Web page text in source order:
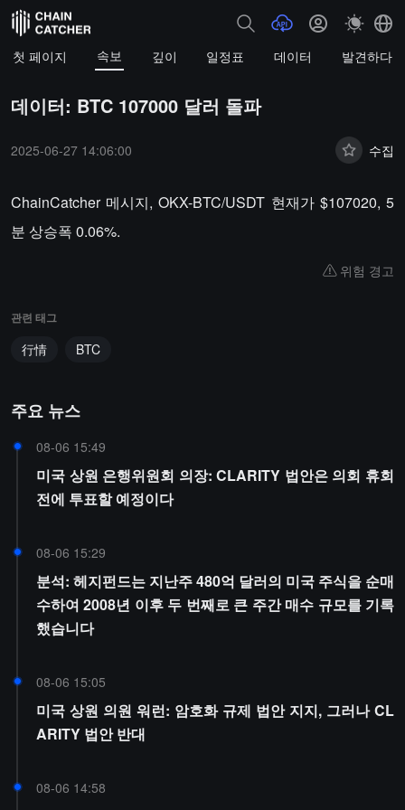
첫 페이지 속보 깊이 일정표 데이터 발견하다
데이터: BTC 107000 달러 돌파
2025-06-27 14:06:00 수집
ChainCatcher 메시지, OKX-BTC/USDT 현재가 $107020, 5
분 상승폭 0.06%.
위험 경고
관련 태그
行情 BTC
주요 뉴스
08-06 15:49
미국 상원 은행위원회 의장: CLARITY 법안은 의회 휴회
전에 투표할 예정이다
08-06 15:29
분석: 헤지펀드는 지난주 480억 달러의 미국 주식을 순매
수하여 2008년 이후 두 번째로 큰 주간 매수 규모를 기록
했습니다
08-06 15:05
미국 상원 의원 워런: 암호화 규제 법안 지지, 그러나 CL
ARITY 법안 반대
08-06 14:58